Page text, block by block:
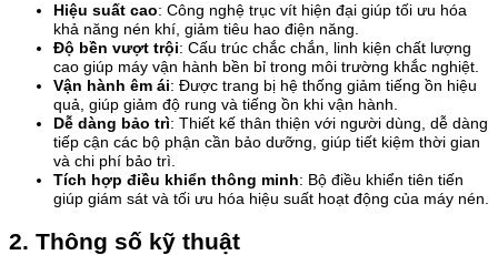
Hiệu suất cao: Công nghệ trục vít hiện đại giúp tối ưu hóa
khả năng nén khí, giảm tiêu hao điện năng.
Độ bền vượt trội: Cấu trúc chắc chắn, linh kiện chất lượng
cao giúp máy vận hành bền bỉ trong môi trường khắc nghiệt.
Vận hành êm ái: Được trang bị hệ thống giảm tiếng ồn hiệu
quả, giúp giảm độ rung và tiếng ồn khi vận hành.
Dễ dàng bảo trì: Thiết kế thân thiện với người dùng, dễ dàng
tiếp cận các bộ phận cần bảo dưỡng, giúp tiết kiệm thời gian
và chi phí bảo trì.
Tích hợp điều khiển thông minh: Bộ điều khiển tiên tiến
giúp giám sát và tối ưu hóa hiệu suất hoạt động của máy nén.
2. Thông số kỹ thuật